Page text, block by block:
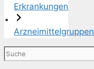
Erkrankungen
Arzneimittelgruppen
Suchen